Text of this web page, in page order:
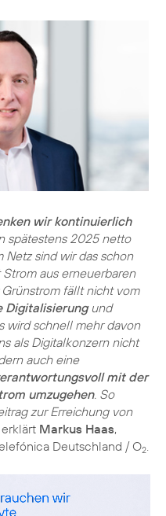
wir kontinuierlich
spätestens 2025 netto
sind wir das schon
aus erneuerbaren
fällt nicht vom
Digitalisierungund
wird schnell mehr davon
als Digitalkonzern nicht
auch eine
mit der
umzugehen. So
zur Erreichung von
erklärt Markus Haas,
Deutschland / O2